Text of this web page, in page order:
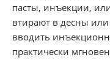
пасты, инъекции,
втирают в десны
вводить
практически